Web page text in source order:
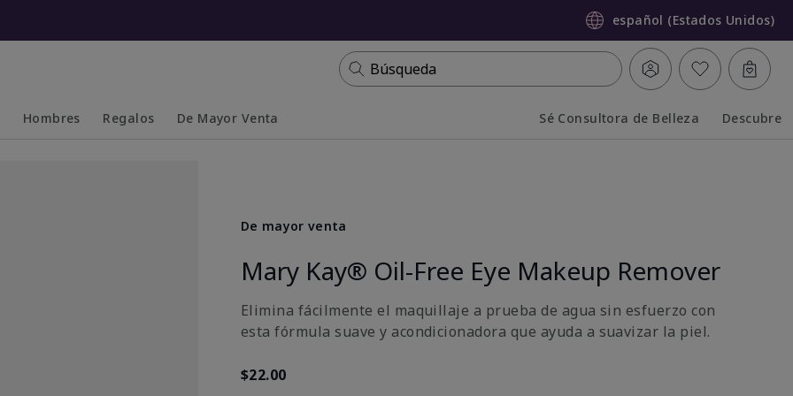
español (Estados Unidos)
Búsqueda
Hombres Regalos De Mayor Venta Sé Consultora de Belleza Descubre
De mayor venta
Mary Kay® Oil-Free Eye Makeup Remover
Elimina fácilmente el maquillaje a prueba de agua sin esfuerzo con
esta fórmula suave y acondicionadora que ayuda a suavizar la piel.
$22.00